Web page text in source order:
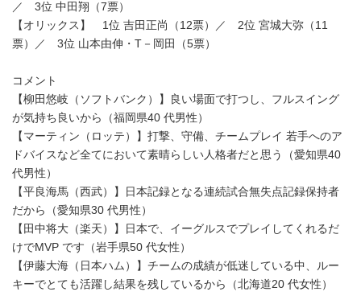
／ 3位 中田翔（7票）
【オリックス】 1位 吉田正尚（12票）／ 2位 宮城大弥（11
票）／ 3位 山本由伸・T－岡田（5票）
コメント
【柳田悠岐（ソフトバンク）】良い場面で打つし、フルスイング
が気持ち良いから（福岡県40 代男性）
【マーティン（ロッテ）】打撃、守備、チームプレイ 若手へのア
ドバイスなど全てにおいて素晴らしい人格者だと思う（愛知県40
代男性）
【平良海馬（西武）】日本記録となる連続試合無失点記録保持者
だから（愛知県30 代男性）
【田中将大（楽天）】日本で、イーグルスでプレイしてくれるだ
けでMVP です（岩手県50 代女性）
【伊藤大海（日本ハム）】チームの成績が低迷している中、ルー
キーでとても活躍し結果を残しているから（北海道20 代女性）